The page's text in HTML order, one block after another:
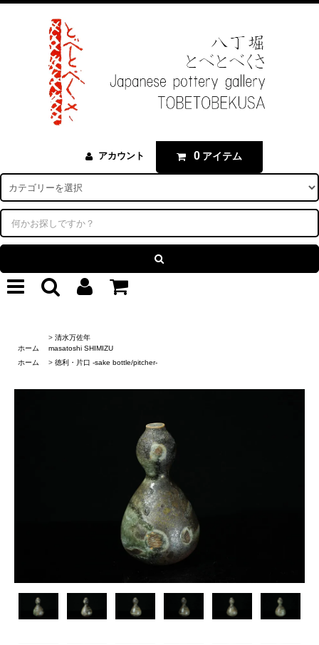
アカウント 0 アイテム
ホーム
> 清水万佐年
masatoshi SHIMIZU
ホーム
> 徳利・片口 -sake bottle/pitcher-